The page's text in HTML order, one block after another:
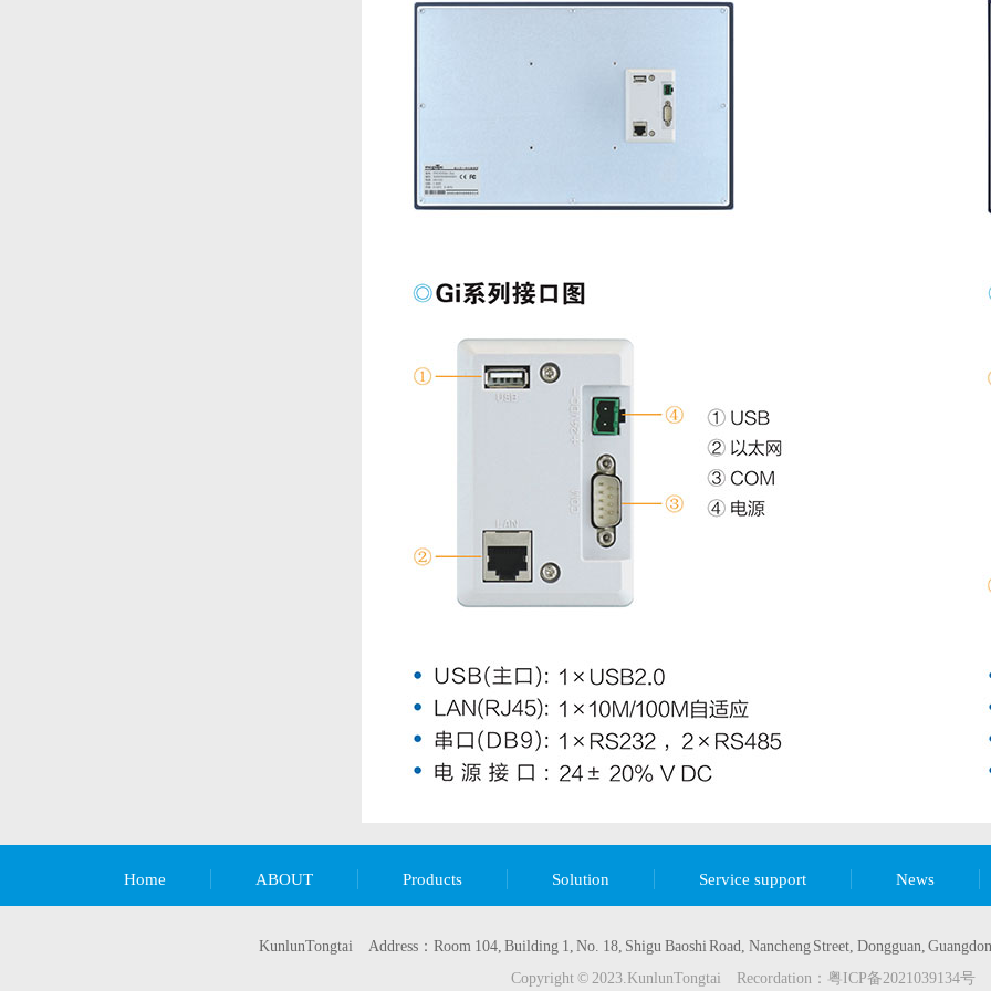
Home ABOUT Products Solution Service support News
KunlunTongtai Address：Room 104, Building 1, No. 18, Shigu Baoshi Road, Nancheng Street, Dongguan,
Copyright © 2023.KunlunTongtai Recordation： 粤ICP备2021039134号